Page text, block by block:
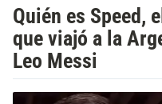
Quién es Speed,
que viajó a la
Leo Messi